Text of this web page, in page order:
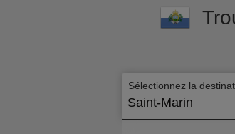
Sélectionnez la
Saint-Marin